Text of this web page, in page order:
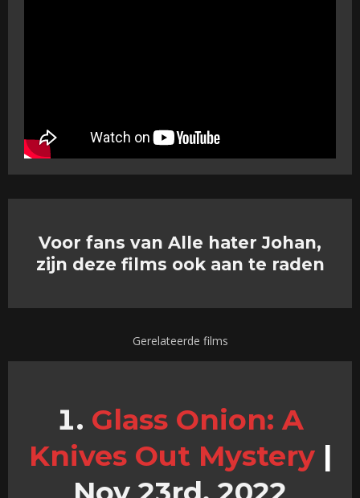
Voor fans van Alle hater Johan,
zijn deze films ook aan te raden
Gerelateerde films
Glass Onion: A
Knives Out Mystery |